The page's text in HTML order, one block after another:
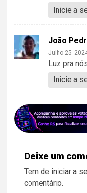
Inicie a
João
Julho 25,
Luz pra
Inicie a
Deixe um
Tem de iniciar a
comentário.